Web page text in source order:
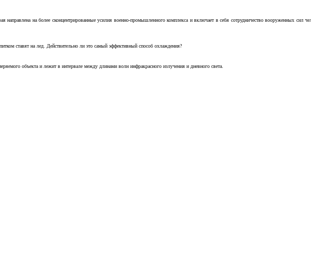
направлена на более сконцентрированные усилия военно-промышленного комплекса и включает в себя сотрудничество вооруженных сил
ставят на лед. Действительно ли это самый эффективный способ охлаждения?
объекта и лежит в интервале между длинами волн инфракрасного излучения и дневного света.